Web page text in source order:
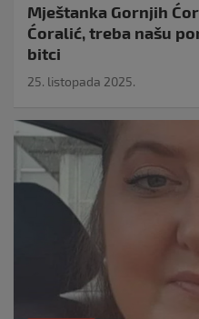
Mještanka Gornjih
Ćoralić, treba našu
bitci
25. listopada 2025.